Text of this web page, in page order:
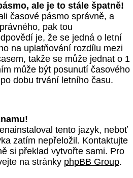
ale je to stále špatně!
časové pásmo správně, a
pak tou
je, že se jedná o letní
na uplatňování rozdílu mezi
takže se může jednat o 1
může být posunutí časového
dobu trvání letního času.
tento jazyk, neboť
zatím nepřeložil. Kontaktujte
si překlad vytvořte sami. Pro
na stránky phpBB Group.